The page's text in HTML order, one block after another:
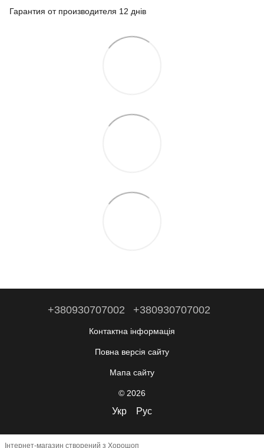
Гарантия от производителя 12 днів
+380930707002 +380930707002
Контактна інформація
Повна версія сайту
Мапа сайту
© 2026
Укр Рус
Інтернет-магазин створений з Хорошоп